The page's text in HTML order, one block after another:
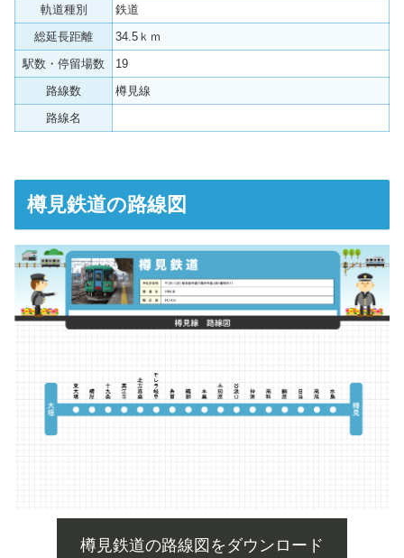
軌道種別
鉄道
総延長距離
34.5ｋｍ
駅数・停留場数
19
路線数
樽見線
路線名
樽見鉄道の路線図
樽見鉄道の路線図をダウンロード